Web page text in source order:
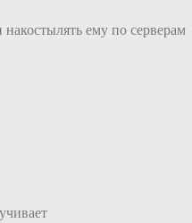
ему по серверам